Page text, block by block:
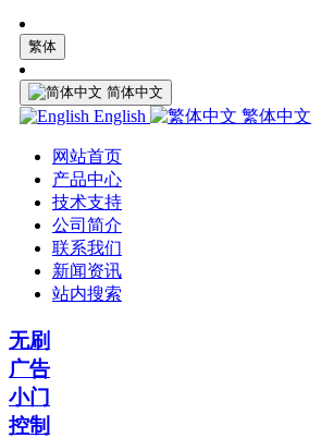
繁体
简体中文
English 繁体中文
网站首页
产品中心
技术支持
公司简介
联系我们
新闻资讯
站内搜索
无刷
广告
小门
控制